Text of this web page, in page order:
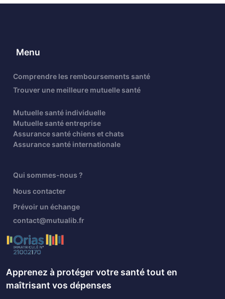
Menu
Comprendre les remboursements santé
Trouver une meilleure mutuelle santé
Mutuelle santé individuelle
Mutuelle santé entreprise
Assurance santé chiens et chats
Assurance santé internationale
Qui sommes-nous ?
Nous contacter
Prévoir un échange
contact@mutualib.fr
Apprenez à protéger votre santé tout en
maîtrisant vos dépenses